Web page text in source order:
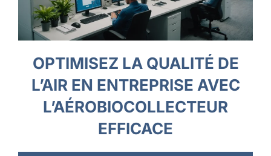
OPTIMISEZ LA QUALITÉ DE
L’AIR EN ENTREPRISE AVEC
L’AÉROBIOCOLLECTEUR
EFFICACE